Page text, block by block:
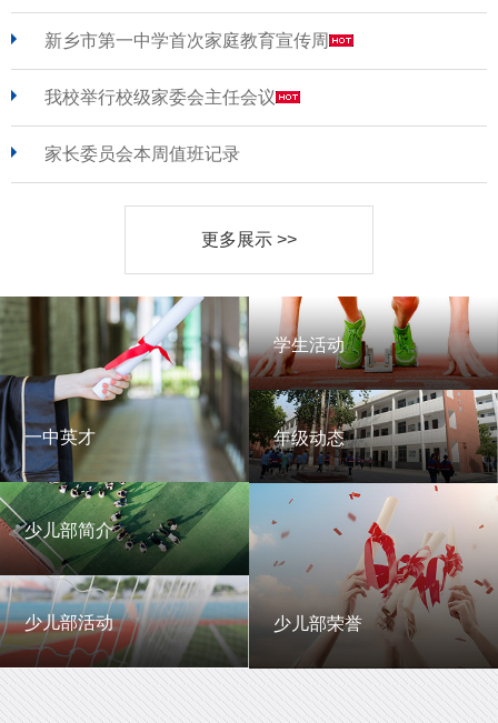
新乡市第一中学首次家庭教育宣传周
我校举行校级家委会主任会议
家长委员会本周值班记录
更多展示 >>
一中英才
一中英才
少儿部简介
少儿部简介
少儿部活动
少儿部活动
学生活动
学生活动
年级动态
年级动态
少儿部荣誉
少儿部荣誉